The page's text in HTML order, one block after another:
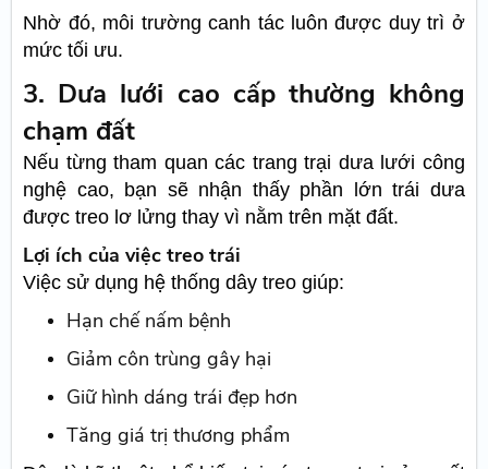
Nhờ đó, môi trường canh tác luôn được duy trì ở
mức tối ưu.
3. Dưa lưới cao cấp thường không
chạm đất
Nếu từng tham quan các trang trại dưa lưới công
nghệ cao, bạn sẽ nhận thấy phần lớn trái dưa
được treo lơ lửng thay vì nằm trên mặt đất.
Lợi ích của việc treo trái
Việc sử dụng hệ thống dây treo giúp:
Hạn chế nấm bệnh
Giảm côn trùng gây hại
Giữ hình dáng trái đẹp hơn
Tăng giá trị thương phẩm